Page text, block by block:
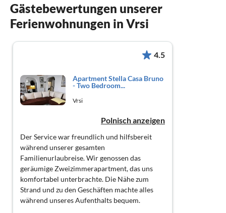
Gästebewertungen unserer
Ferienwohnungen in Vrsi
4.5
Apartment Stella Casa Bruno
- Two Bedroom...
Vrsi
Polnisch anzeigen
Der Service war freundlich und hilfsbereit
während unserer gesamten
Familienurlaubreise. Wir genossen das
geräumige Zweizimmerapartment, das uns
komfortabel unterbrachte. Die Nähe zum
Strand und zu den Geschäften machte alles
während unseres Aufenthalts bequem.